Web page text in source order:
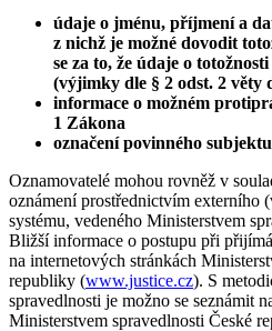
údaje o jménu, příjmení a
z nichž je možné dovodit
se za to, že údaje o
(výjimky dle § 2 odst. 2 věty
informace o možném
1 Zákona
označení povinného subjektu
Oznamovatelé mohou rovněž v
oznámení prostřednictvím externího
systému, vedeného Ministerstvem
Bližší informace o postupu při
na internetových stránkách
republiky (www.justice.cz). S
spravedlnosti je možno se seznámit
Ministerstvem spravedlnosti České